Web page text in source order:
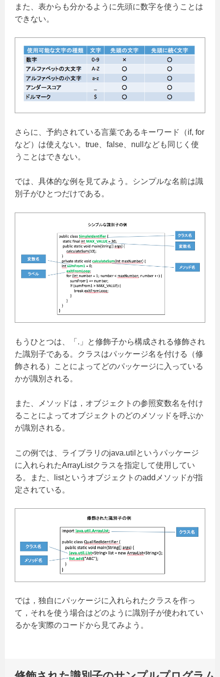
また、表からも分かるように先頭に数字を使うことは
できない。
さらに、予約されている言葉であるキーワード（if, for
など）は使えない。true、false、nullなども同じく使
うことはできない。
では、具体的な例を見てみよう。シンプルな名前は識
別子がひとつだけである。
もうひとつは、「.」と修飾子から構成される修飾され
た識別子である。クラスはパッケージ名を付ける（修
飾される）ことによってどのパッケージに入っている
かが識別される。
また、メソッドは，オブジェクトの参照変数名を付け
ることによってオブジェクトのどのメソッドを呼ぶか
が識別される。
この例では、ライブラリのjava.utilというパッケージ
に入れられたArrayListクラスを指定して使用してい
る。また、listというオブジェクトのaddメソッドが指
定されている。
では，独自にパッケージに入れられたクラスを作っ
て，それを使う場合はどのように識別子が使われてい
るかを実際のコードから見てみよう。